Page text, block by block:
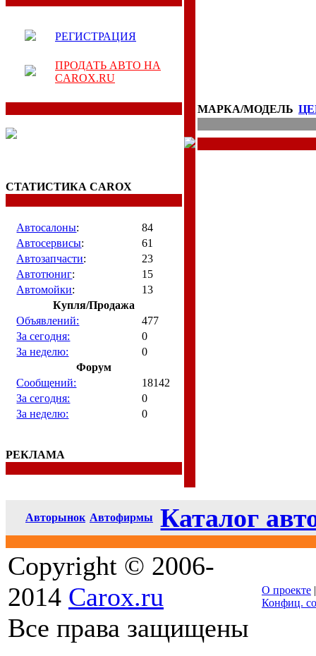
РЕГИСТРАЦИЯ
ПРОДАТЬ АВТО НА
CAROX.RU
СТАТИСТИКА CAROX
Автосалоны:
84
Автосервисы:
61
Автозапчасти:
23
Автотюниг:
15
Автомойки:
13
Купля/Продажа
Объявлений:
477
За сегодня:
0
За неделю:
0
Форум
Сообщений:
18142
За сегодня:
0
За неделю:
0
РЕКЛАМА
МАРКА/МОДЕЛЬ
Авторынок Автофирмы
Каталог
Copyright © 2006-
2014 Carox.ru
Все права защищены
О проекте
Конфиц.